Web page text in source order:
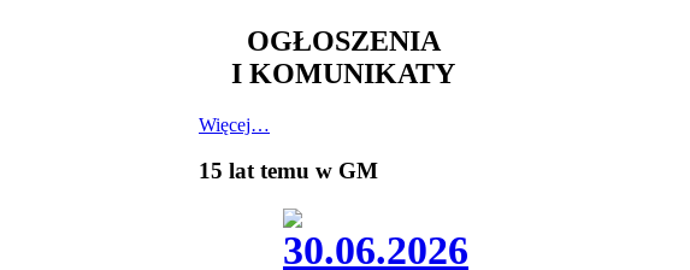
OGŁOSZENIA
I KOMUNIKATY
Więcej…
15 lat temu w GM